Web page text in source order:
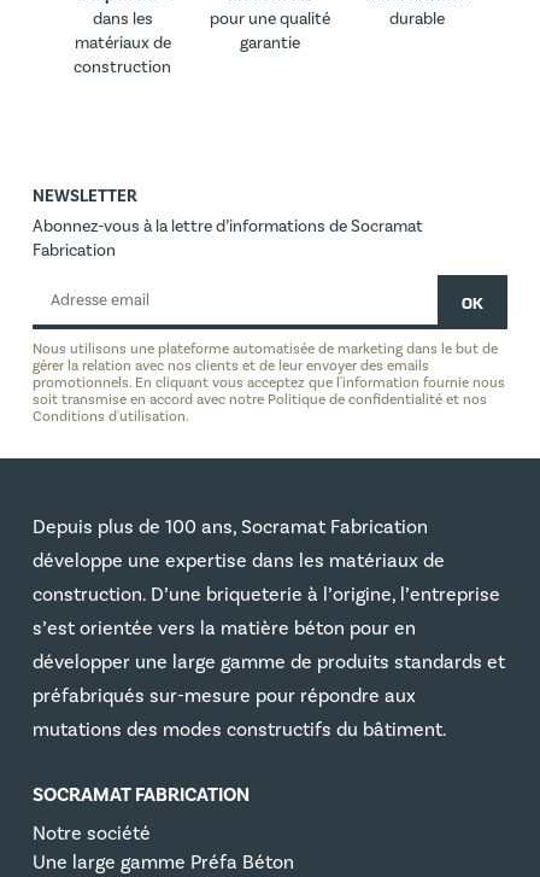
dans les
matériaux de
construction
pour une qualité
garantie
durable
NEWSLETTER
Abonnez-vous à la lettre d’informations de Socramat
Fabrication
Nous utilisons une plateforme automatisée de marketing dans le but de
gérer la relation avec nos clients et de leur envoyer des emails
promotionnels. En cliquant vous acceptez que l'information fournie nous
soit transmise en accord avec notre Politique de confidentialité et nos
Conditions d'utilisation.
Depuis plus de 100 ans, Socramat Fabrication
développe une expertise dans les matériaux de
construction. D’une briqueterie à l’origine, l’entreprise
s’est orientée vers la matière béton pour en
développer une large gamme de produits standards et
préfabriqués sur-mesure pour répondre aux
mutations des modes constructifs du bâtiment.
SOCRAMAT FABRICATION
Notre société
Une large gamme Préfa Béton